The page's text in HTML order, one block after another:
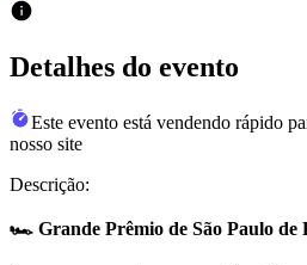
Detalhes do evento
Este evento está vendendo rápido
nosso site
Descrição:
🏎️ Grande Prêmio de São Paulo de